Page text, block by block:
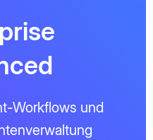
Workflows und